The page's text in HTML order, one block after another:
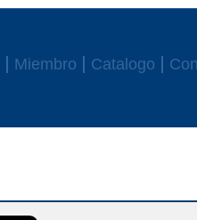
Miembro Catalogo